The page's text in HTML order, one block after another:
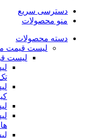
دسترسی سریع
منو محصولات
دسته محصولات
لیست قیمت
لیست